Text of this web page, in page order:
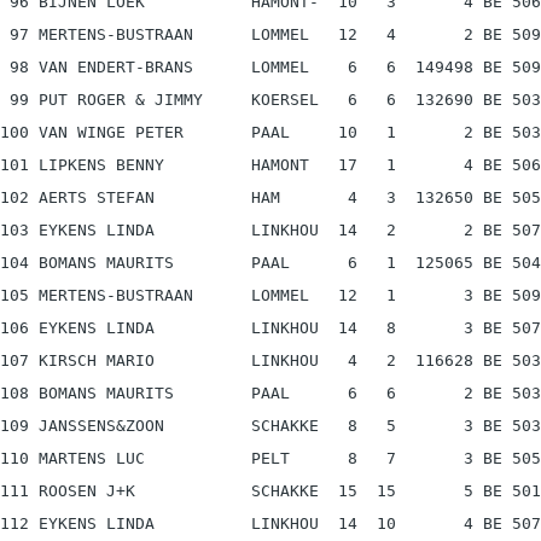
97 MERTENS-BUSTRAAN      LOMMEL   12   4       2 BE
98 VAN ENDERT-BRANS      LOMMEL    6   6  149498 BE 509